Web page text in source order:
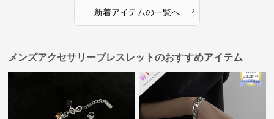
新着アイテムの一覧へ ›
メンズアクセサリーブレスレットのおすすめアイテム